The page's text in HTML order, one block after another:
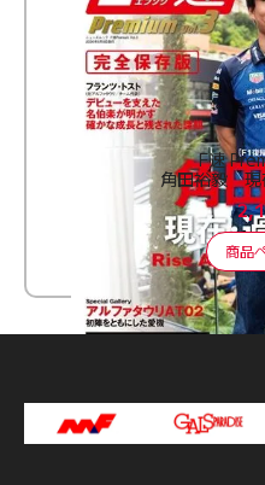
F速
角田裕毅 現
商品